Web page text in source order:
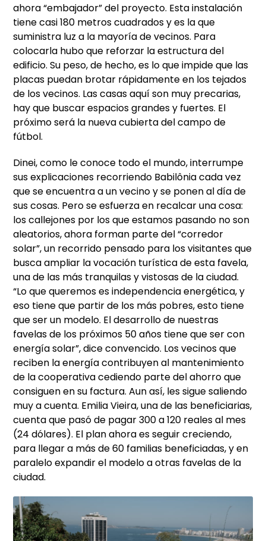
ahora “embajador” del proyecto. Esta instalación
tiene casi 180 metros cuadrados y es la que
suministra luz a la mayoría de vecinos. Para
colocarla hubo que reforzar la estructura del
edificio. Su peso, de hecho, es lo que impide que las
placas puedan brotar rápidamente en los tejados
de los vecinos. Las casas aquí son muy precarias,
hay que buscar espacios grandes y fuertes. El
próximo será la nueva cubierta del campo de
fútbol.
Dinei, como le conoce todo el mundo, interrumpe
sus explicaciones recorriendo Babilônia cada vez
que se encuentra a un vecino y se ponen al día de
sus cosas. Pero se esfuerza en recalcar una cosa:
los callejones por los que estamos pasando no son
aleatorios, ahora forman parte del “corredor
solar”, un recorrido pensado para los visitantes que
busca ampliar la vocación turística de esta favela,
una de las más tranquilas y vistosas de la ciudad.
“Lo que queremos es independencia energética, y
eso tiene que partir de los más pobres, esto tiene
que ser un modelo. El desarrollo de nuestras
favelas de los próximos 50 años tiene que ser con
energía solar”, dice convencido. Los vecinos que
reciben la energía contribuyen al mantenimiento
de la cooperativa cediendo parte del ahorro que
consiguen en su factura. Aun así, les sigue saliendo
muy a cuenta. Emilia Vieira, una de las beneficiarias,
cuenta que pasó de pagar 300 a 120 reales al mes
(24 dólares). El plan ahora es seguir creciendo,
para llegar a más de 60 familias beneficiadas, y en
paralelo expandir el modelo a otras favelas de la
ciudad.